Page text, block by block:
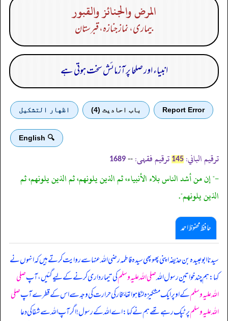
المرض والجنائز والقبور
بیماری، نماز جنازہ، قبرستان
انبیاء اور صلحا پر آزمائش سخت ہوتی ہے
Report Error باب احادیث (4) اظهار التشكيل
🔍 English
ترقیم الباني: 145 ترقیم فقہی: --
1689
-" إن من أشد الناس بلاء الأنبياء، ثم الذين يلونهم، ثم الذين يلونهم، ثم
الذين يلونهم".
حافظ محفوظ احمد
سیدنا ابو عبیدہ بن حذیفہ اپنی پھوپھی سیدہ فاطمہ رضی اللہ عنہا سے روایت کرتے ہیں کہ انہوں نے
کہا: ہم چند خواتین رسول اللہصلی اللہ علیہ وسلمکی تیمارداری کرنے کے لیے گئیں، آپصلی
اللہ علیہ وسلمکے اوپر ایک مشکیزہ لٹکا ہوا تھا بخار کی حرارت کی وجہ سے اس کے قطرے آپصلی
اللہ علیہ وسلمپر ٹپک رہے تھے ہم نے کہا: اے اللہ کے رسول! اگر آپ اللہ سے شفا کی دعا